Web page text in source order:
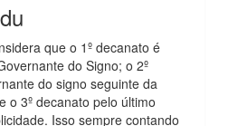
que o 1º decanato é
do Signo; o 2º
do signo seguinte da
o 3º decanato pelo último
Isso sempre contando